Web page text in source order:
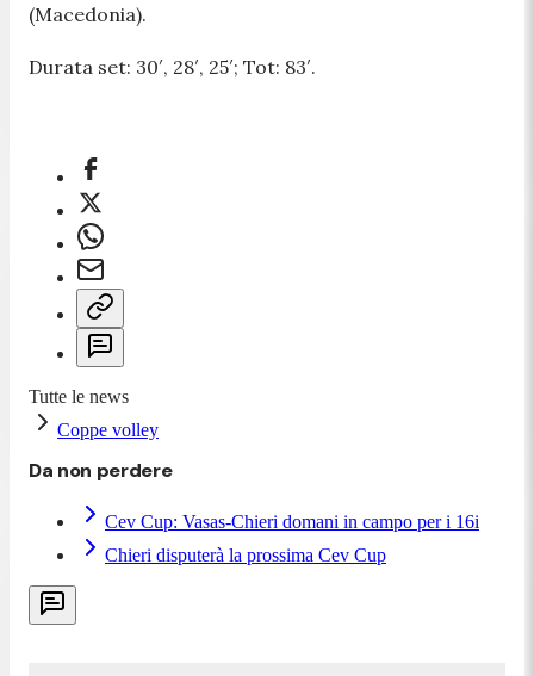
(Macedonia).
Durata set: 30′, 28′, 25′; Tot: 83′.
Tutte le news
Coppe volley
Da non perdere
Cev Cup: Vasas-Chieri domani in campo per i 16i
Chieri disputerà la prossima Cev Cup